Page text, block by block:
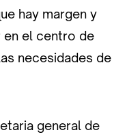
hay margen y
en el centro de
necesidades de
general de